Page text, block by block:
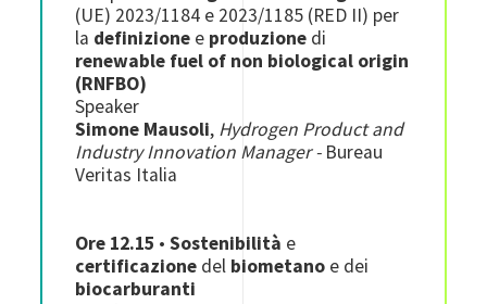
(UE) 2023/1184 e 2023/1185 (RED II) per
la definizione e produzione di
renewable fuel of non biological origin
(RNFBO)
Speaker
Simone Mausoli, Hydrogen Product and
Industry Innovation Manager -Bureau
Veritas Italia
Ore 12.15 •Sostenibilità e
certificazione del biometano e dei
biocarburanti